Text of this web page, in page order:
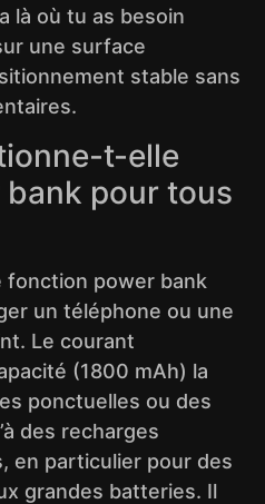
là où tu as besoin
une surface
stable sans
t-elle
pour tous
fonction power bank
un téléphone ou une
Le courant
(1800 mAh) la
ponctuelles ou des
des recharges
en particulier pour des
grandes batteries. Il